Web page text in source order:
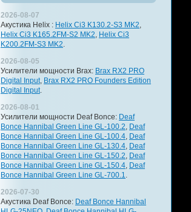
2026-08-07
Акустика Helix : Helix Ci3 K130.2-S3 MK2,
Helix Ci3 K165.2FM-S2 MK2, Helix Ci3
K200.2FM-S3 MK2.
2026-08-05
Усилители мощности Brax: Brax RX2 PRO
Digital Input, Brax RX2 PRO Founders Edition
Digital Input.
2026-08-01
Усилители мощности Deaf Bonce: Deaf
Bonce Hannibal Green Line GL-100.2, Deaf
Bonce Hannibal Green Line GL-100.4, Deaf
Bonce Hannibal Green Line GL-130.4, Deaf
Bonce Hannibal Green Line GL-150.2, Deaf
Bonce Hannibal Green Line GL-150.4, Deaf
Bonce Hannibal Green Line GL-700.1.
2026-07-30
Акустика Deaf Bonce: Deaf Bonce Hannibal